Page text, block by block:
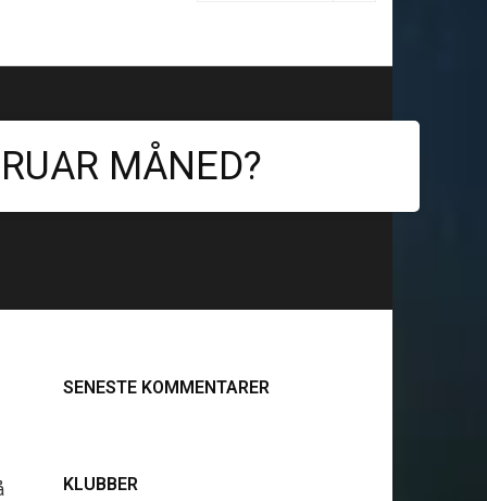
MÅNED?
SENESTE KOMMENTARER
KLUBBER